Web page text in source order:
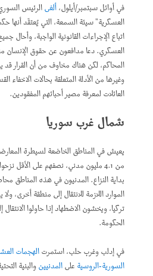
في أوائل سبتمبر/أيلول،ألغىالرئيس
العسكرية" سيئة السمعة، التي يُعتقَد أنها
اتباع الإجراءات القانونية الواجبة، وأحال
العسكري. دعا مدافعون عن حقوق الإنسان
المحاكم، لكن هناك مخاوف من أن القرار
وغيرها من الأدلة المتعلقة بحالات الاخفاء
العائلات لمعرفة مصير أحبائهم المفقودين.
شمال غرب سوريا
يعيش في المناطق الخاضعة لسيطرة
من 4.1 مليون مدني، نصفهم على الأقل
بداية النزاع. المدنيون في هذه المناطق
الموارد اللازمة للانتقال إلى منطقة أخرى،
تركيا، ويخشون الاضطهاد إذا حاولوا
الحكومة.
في إدلب وغرب حلب، استمرتالهجمات
السورية-الروسيةعلىالمدنيينوالبنية